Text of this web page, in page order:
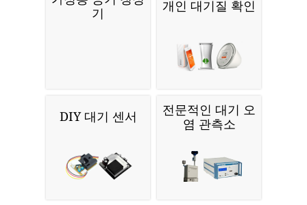
기
개인 대기질 확인
DIY 대기 센서
전문적인 대기 오
염 관측소